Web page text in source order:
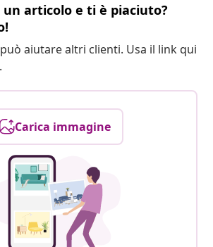
articolo e ti è piaciuto?
aiutare altri clienti. Usa il link qui
Carica immagine